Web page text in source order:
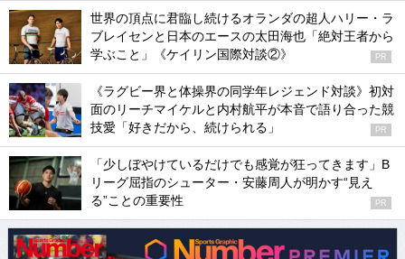
世界の頂点に君臨し続けるオランダの超人ハリー・ラ
ブレイセンと日本のエースの太田海也「絶対王者から
学ぶこと」《ケイリン国際対談②》
PR
《ラグビー界と体操界の同学年レジェンド対談》初対
面のリーチマイケルと内村航平が本音で語り合った競
技愛「好きだから、続けられる」
PR
「少しぼやけているだけでも感覚が狂ってきます」B
リーグ屈指のシューター・安藤周人が明かす“見え
る”ことの重要性
PR